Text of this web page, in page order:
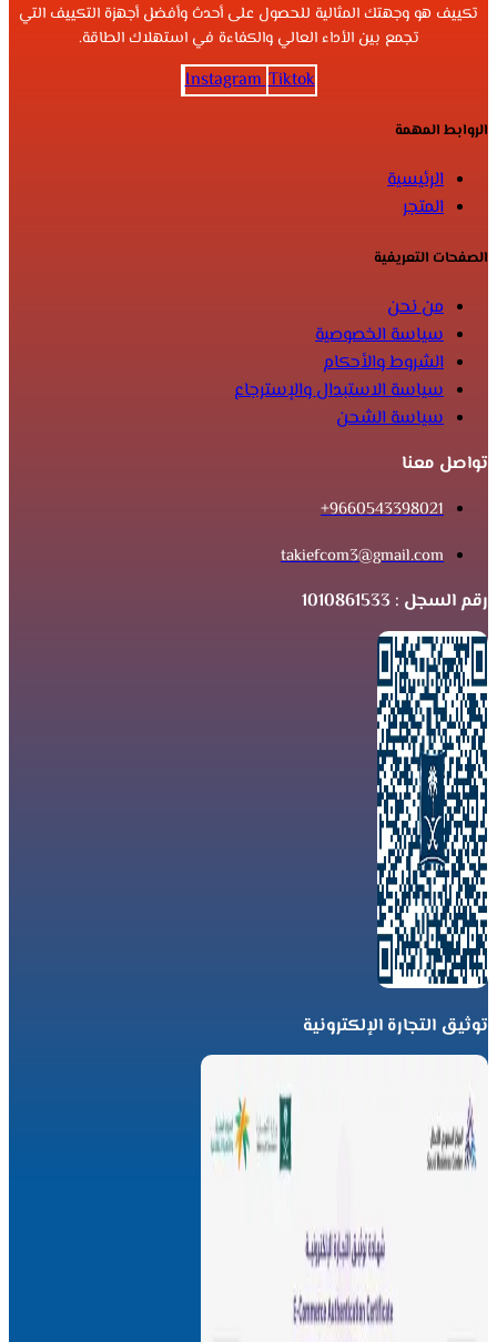
تكييف هو وجهتك المثالية للحصول على أحدث وأفضل أجهزة التكييف التي
تجمع بين الأداء العالي والكفاءة في استهلاك الطاقة.
Instagram Tiktok
الروابط المهمة
الرئيسية
المتجر
الصفحات التعريفية
من نحن
سياسة الخصوصية
الشروط والأحكام
سياسة الاستبدال والإسترجاع
سياسة الشحن
تواصل معنا
9660543398021+
takiefcom3@gmail.com
رقم السجل : 1010861533
توثيق التجارة الإلكترونية